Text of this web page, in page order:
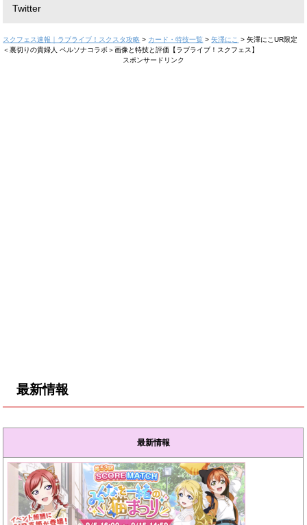
Twitter
スクフェス速報｜ラブライブ！スクスタ攻略 > カード・特技一覧 >矢澤にこ >矢澤にこUR限定
＜裏切りの貴婦人 ペルソナコラボ＞画像と特技と評価【ラブライブ！スクフェス】
スポンサードリンク
最新情報
最新情報